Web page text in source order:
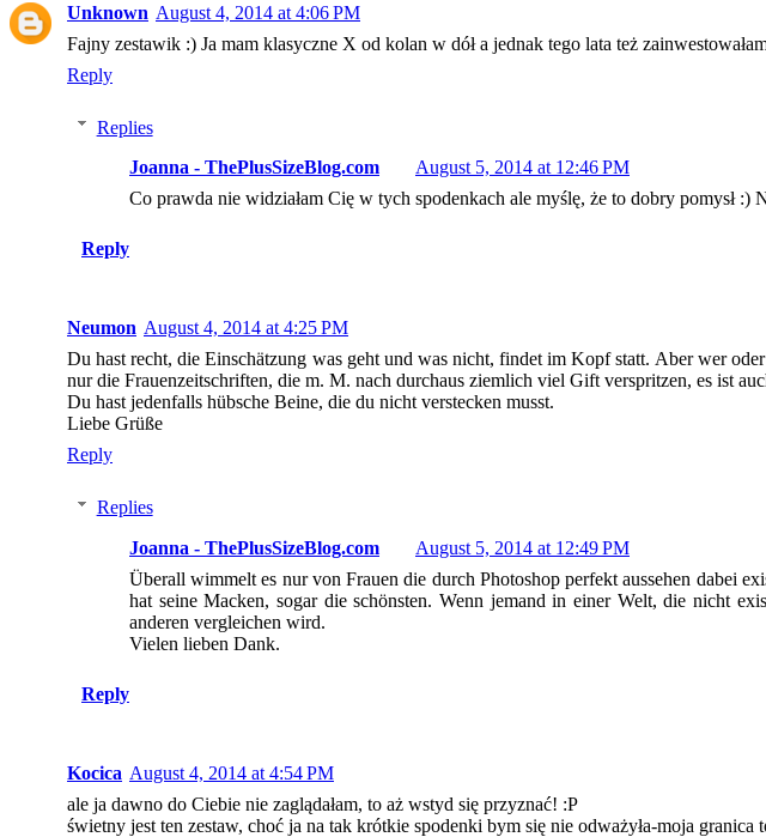
Unknown August 4, 2014 at 4:06 PM
Fajny zestawik :) Ja mam klasyczne X od kolan w dół a jednak tego lata też
Reply
Replies
Joanna - ThePlusSizeBlog.com
August 5, 2014 at 12:46 PM
Co prawda nie widziałam Cię w tych spodenkach ale myślę, że to dobry pomysł :)
Reply
Neumon August 4, 2014 at 4:25 PM
Du hast recht, die Einschätzung was geht und was nicht, findet im Kopf statt. Aber wer
nur die Frauenzeitschriften, die m. M. nach durchaus ziemlich viel Gift verspritzen, es ist
Du hast jedenfalls hübsche Beine, die du nicht verstecken musst.
Liebe Grüße
Reply
Replies
Joanna - ThePlusSizeBlog.com
August 5, 2014 at 12:49 PM
Überall wimmelt es nur von Frauen die durch Photoshop perfekt aussehen dabei
hat seine Macken, sogar die schönsten. Wenn jemand in einer Welt, die nicht
anderen vergleichen wird.
Vielen lieben Dank.
Reply
Kocica August 4, 2014 at 4:54 PM
ale ja dawno do Ciebie nie zaglądałam, to aż wstyd się przyznać! :P
świetny jest ten zestaw, choć ja na tak krótkie spodenki bym się nie odważyła-moja granica